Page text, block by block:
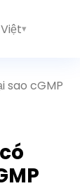
sao cGMP